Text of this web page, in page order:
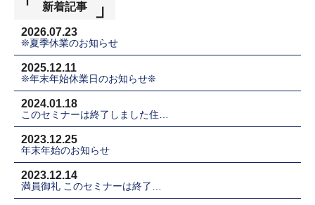
新着記事
2026.07.23
❊夏季休業のお知らせ
2025.12.11
❊年末年始休業日のお知らせ❊
2024.01.18
このセミナーは終了しました住…
2023.12.25
年末年始のお知らせ
2023.12.14
満員御礼 このセミナーは終了…